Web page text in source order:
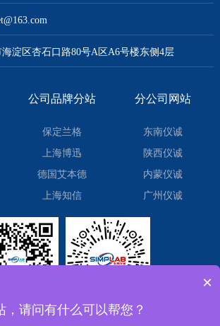
淀区杏石口路80号A区A6号楼东侧4层
公司品牌分站
保定兰格
上海博迅
德国艾本德
上海知信
分公司网站
东南仪诚
陕西仪诚
内蒙仪诚
广州仪诚
订阅号 微信小程序
×
，请问有什么可以帮您？